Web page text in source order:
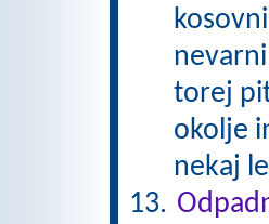
torej
okolje
nekaj